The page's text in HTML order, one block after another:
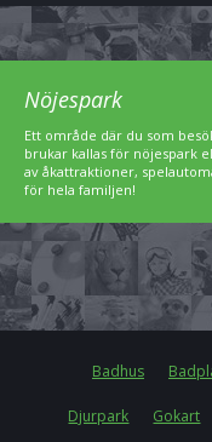
Nöjespark
Ett område där du som
brukar kallas för nöjespark
av åkattraktioner,
för hela familjen!
Badhus
Djurpark Gokart